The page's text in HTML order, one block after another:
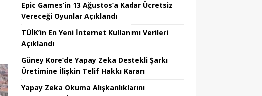
Epic Games’in 13 Ağustos’a Kadar Ücretsiz
Vereceği Oyunlar Açıklandı
TÜİK’in En Yeni İnternet Kullanımı Verileri
Açıklandı
Güney Kore’de Yapay Zeka Destekli Şarkı
Üretimine İlişkin Telif Hakkı Kararı
Yapay Zeka Okuma Alışkanlıklarını